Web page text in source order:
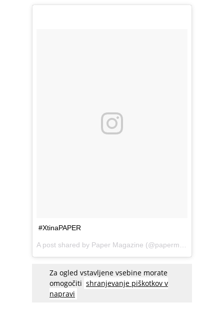
#XtinaPAPER
A post shared by Paper Magazine (@papermagazine) on
Za ogled vstavljene vsebine morate
omogočiti shranjevanje piškotkov v
napravi